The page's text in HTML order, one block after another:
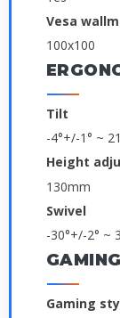
Vesa
100x100
Tilt
-4°+/-1° ~
Height
130mm
Swivel
-30°+/-2° ~
Gaming